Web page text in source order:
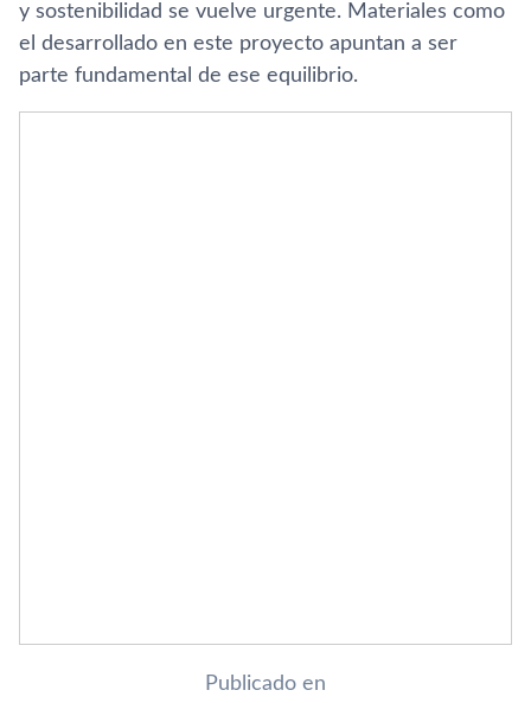
y sostenibilidad se vuelve urgente. Materiales como
el desarrollado en este proyecto apuntan a ser
parte fundamental de ese equilibrio.
Publicado en